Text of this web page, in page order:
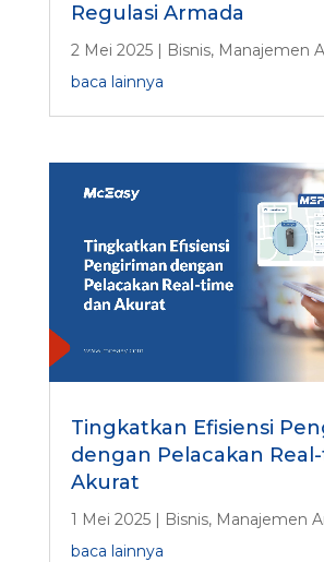
Regulasi Armada
2 Mei 2025| Bisnis, Manajemen
baca lainnya
Tingkatkan Efisiensi
dengan Pelacakan
Akurat
1 Mei 2025| Bisnis, Manajemen
baca lainnya